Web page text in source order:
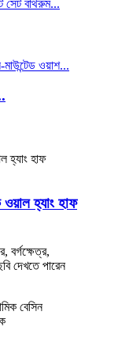
হ্যাং হাফ
বর্গক্ষেত্র,
দেখতে পারেন